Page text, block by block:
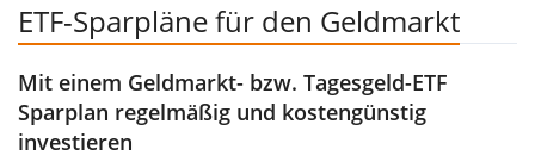
ETF-Sparpläne für den Geldmarkt
Mit einem Geldmarkt- bzw. Tagesgeld-ETF
Sparplan regelmäßig und kostengünstig
investieren